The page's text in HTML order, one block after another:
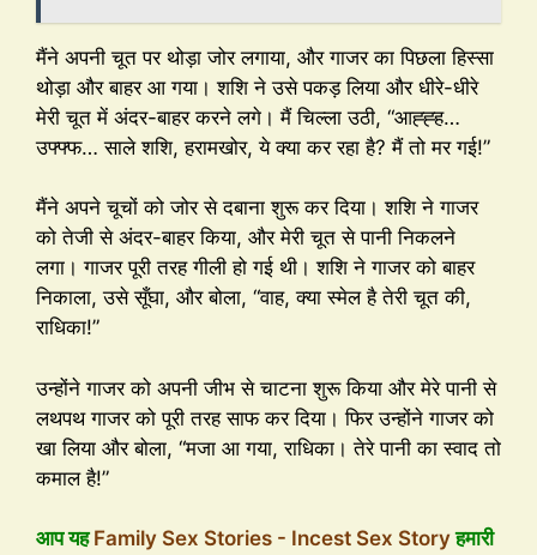
मैंने अपनी चूत पर थोड़ा जोर लगाया, और गाजर का पिछला हिस्सा
थोड़ा और बाहर आ गया। शशि ने उसे पकड़ लिया और धीरे-धीरे
मेरी चूत में अंदर-बाहर करने लगे। मैं चिल्ला उठी, “आह्ह्ह…
उफ्फ्फ… साले शशि, हरामखोर, ये क्या कर रहा है? मैं तो मर गई!”
मैंने अपने चूचों को जोर से दबाना शुरू कर दिया। शशि ने गाजर
को तेजी से अंदर-बाहर किया, और मेरी चूत से पानी निकलने
लगा। गाजर पूरी तरह गीली हो गई थी। शशि ने गाजर को बाहर
निकाला, उसे सूँघा, और बोला, “वाह, क्या स्मेल है तेरी चूत की,
राधिका!”
उन्होंने गाजर को अपनी जीभ से चाटना शुरू किया और मेरे पानी से
लथपथ गाजर को पूरी तरह साफ कर दिया। फिर उन्होंने गाजर को
खा लिया और बोला, “मजा आ गया, राधिका। तेरे पानी का स्वाद तो
कमाल है!”
आप यहFamily Sex Stories - Incest Sex Storyहमारी